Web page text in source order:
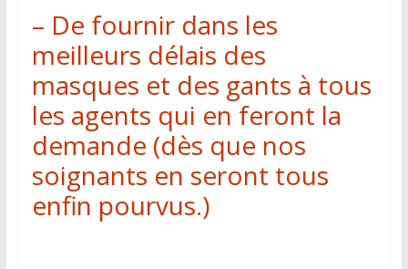
– De fournir dans les
meilleurs délais des
masques et des gants à tous
les agents qui en feront la
demande (dès que nos
soignants en seront tous
enfin pourvus.)